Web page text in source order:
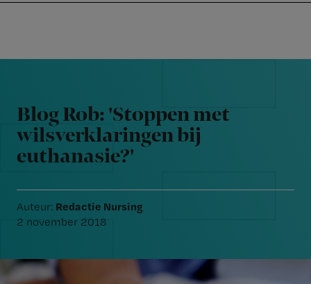
navigation
content
Nursing
Blog Rob: 'Stoppen met
wilsverklaringen bij
euthanasie?'
Auteur: Redactie Nursing
2 november 2018